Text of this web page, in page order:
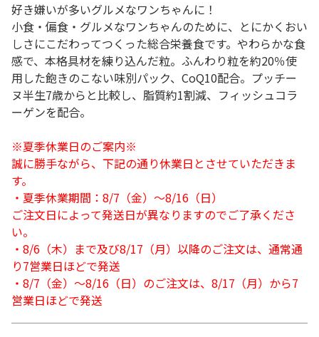
好き嫌いが多いグルメなワンちゃんに！
小食・偏食・グルメなワンちゃんのために、とにかくおい
しさにこだわってつくった総合栄養食です。やわらかな食
感で、本格具材を練り込んだ粒。ふんわり粒を約20％使
用した飽きのこない味別パック、CoQ10配合。プッチー
ヌ半生7歳からと比較し、脂質約1割減、フィッシュコラ
ーゲンを配合。
※夏季休業日のご案内※
誠に勝手ながら、下記の通り休業日とさせていただきま
す。
・夏季休業期間：8/7（金）～8/16（日）
ご注文日によって発送日が異なりますのでご了承くださ
い。
・8/6（木）まで及び8/17（月）以降のご注文は、通常通
り7営業日ほどで発送
・8/7（金）～8/16（日）のご注文は、8/17（月）から7
営業日ほどで発送